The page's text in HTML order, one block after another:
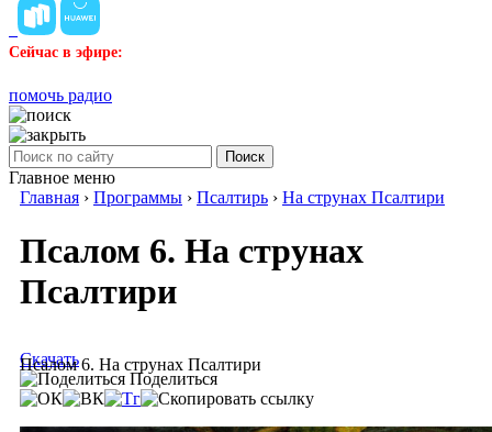
Сейчас в эфире:
помочь радио
Поиск
Главное меню
Главная › Программы › Псалтирь › На струнах Псалтири
Псалом 6. На струнах
Псалтири
Псалом 6. На струнах Псалтири
Скачать
Поделиться